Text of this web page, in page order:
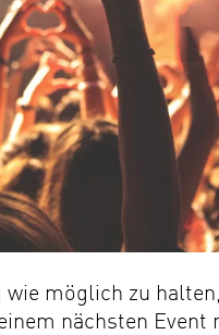
möglich zu
nächsten